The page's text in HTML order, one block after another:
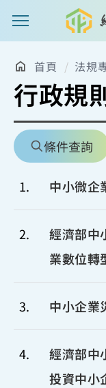
主選單案扭
首頁 法規
行政規
條件查詢
1 中小微企
2
經濟部中
業數位轉
3 中小企業
4
經濟部中
投資中小